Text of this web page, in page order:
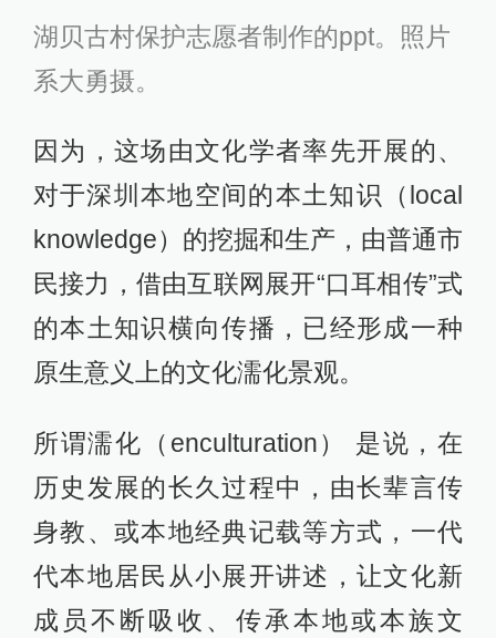
湖贝古村保护志愿者制作的ppt。照片
系大勇摄。
因为，这场由文化学者率先开展的、
对于深圳本地空间的本土知识（local
knowledge）的挖掘和生产，由普通市
民接力，借由互联网展开“口耳相传”式
的本土知识横向传播，已经形成一种
原生意义上的文化濡化景观。
所谓濡化（enculturation） 是说，在
历史发展的长久过程中，由长辈言传
身教、或本地经典记载等方式，一代
代本地居民从小展开讲述，让文化新
成员不断吸收、传承本地或本族文